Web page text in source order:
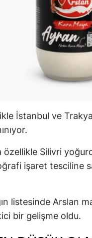
İstanbul ve
Silivri
işaret tesciline
listesinde Arslan
bir gelişme oldu.